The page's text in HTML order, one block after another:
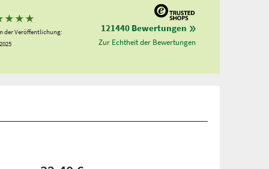
★ ★ ★
der Veröffentlichung:
121440 Bewertungen
Zur Echtheit der Bewertungen